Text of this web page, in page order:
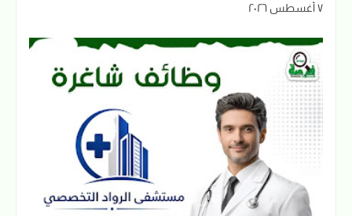
٧ أغسطس ٢٠٢٦